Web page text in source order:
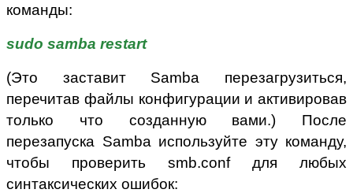
команды:
sudo samba restart
(Это заставит Samba перезагрузиться,
перечитав файлы конфигурации и активировав
только что созданную вами.) После
перезапуска Samba используйте эту команду,
чтобы проверить smb.conf для любых
синтаксических ошибок: